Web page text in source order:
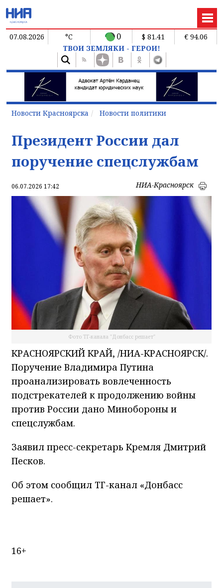
07.08.2026 °C 0 $ 81.41
€ 94.06
ТВОИ ЗЕМЛЯКИ - ГЕРОИ!
Новости Красноярска Новости политики
Президент России дал
поручение спецслужбам
06.07.2026 17:42 НИА-Красноярск
Фото ТГ-канала "Донбасс решает"
КРАСНОЯРСКИЙ КРАЙ, /НИА-КРАСНОЯРСК/.
Поручение Владимира Путина
проанализировать вовлеченность
подстрекателей к продолжению войны
против России дано Минобороны и
спецслужбам.
Заявил пресс-секретарь Кремля Дмитрий
Песков.
Об этом сообщил ТГ-канал «Донбасс
решает».
16+